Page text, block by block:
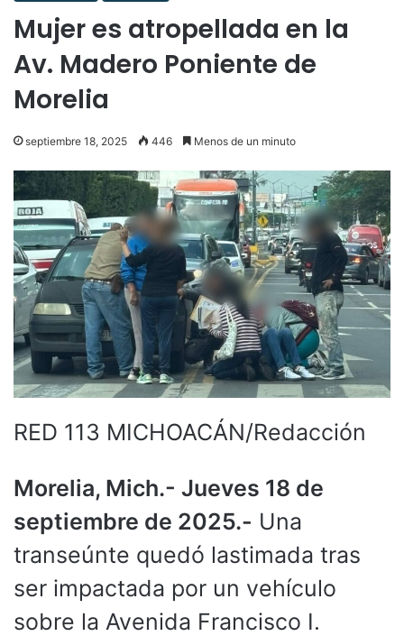
Mujer es atropellada en la
Av. Madero Poniente de
Morelia
septiembre 18, 2025 446 Menos de un minuto
RED 113 MICHOACÁN/Redacción
Morelia, Mich.- Jueves 18 de
septiembre de 2025.- Una
transeúnte quedó lastimada tras
ser impactada por un vehículo
sobre la Avenida Francisco I.